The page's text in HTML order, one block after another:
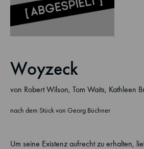
Woyzeck
von Robert Wilson, Tom Waits, Kathleen
nach dem Stück von Georg Büchner
Um seine Existenz aufrecht zu erhalten,